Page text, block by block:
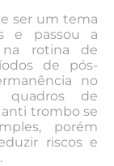
ser um tema
e passou a
na rotina de
de pós-
no
quadros de
trombo se
porém
riscos e